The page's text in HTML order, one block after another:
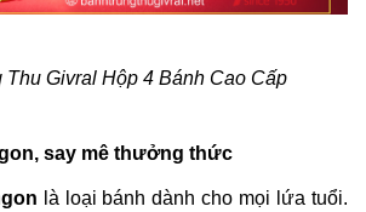
Thu Givral Hộp 4 Bánh Cao Cấp
say mê thưởng thức
là loại bánh dành cho mọi lứa tuổi.